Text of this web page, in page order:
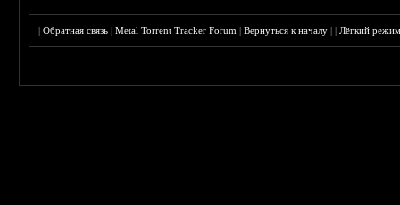
|Обратная связь |Metal Torrent Tracker Forum |Вернуться к началу ||Лёгкий